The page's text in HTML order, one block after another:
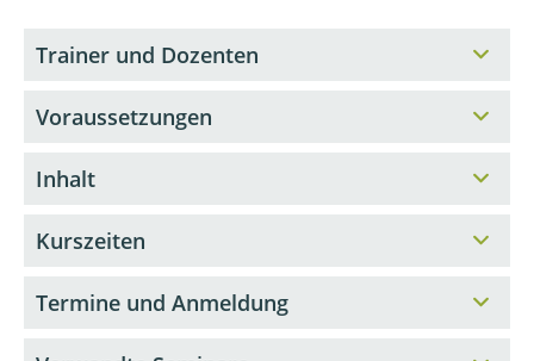
Trainer und Dozenten
Voraussetzungen
Inhalt
Kurszeiten
Termine und Anmeldung